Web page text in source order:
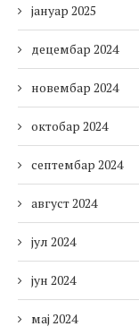
јануар 2025
децембар 2024
новембар 2024
октобар 2024
септембар 2024
август 2024
јул 2024
јун 2024
мај 2024